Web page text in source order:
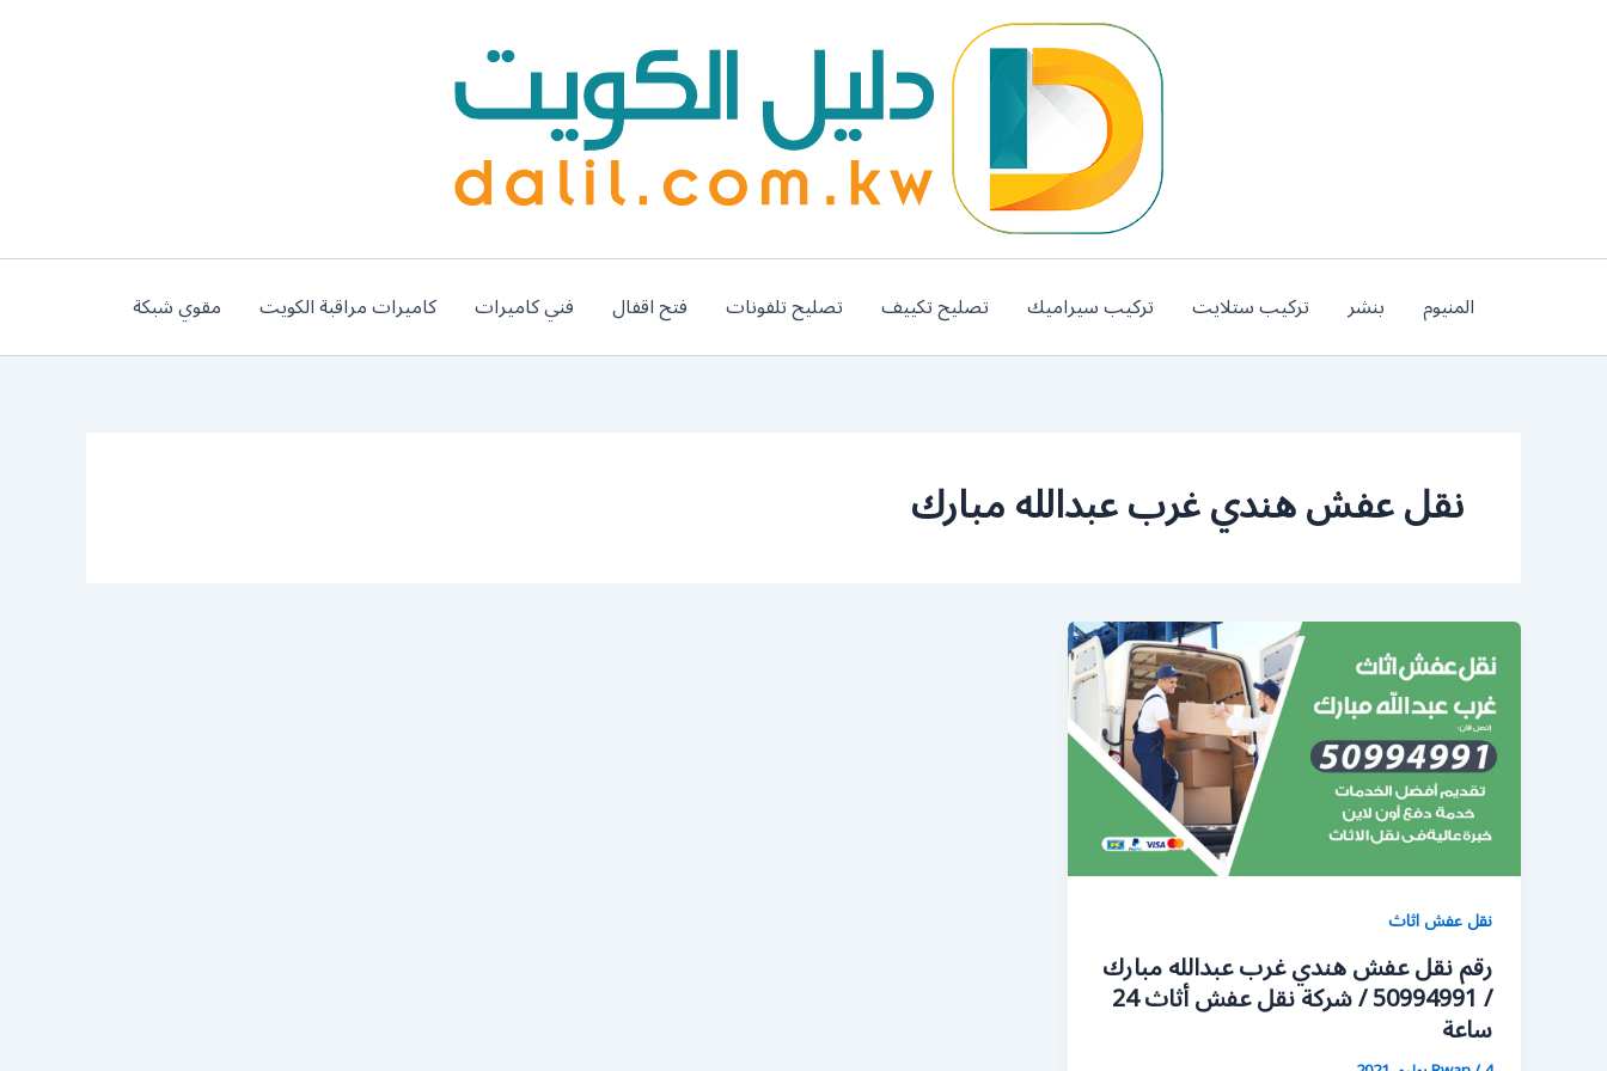
المنيوم بنشر تركيب ستلايت تركيب سيراميك تصليح تكييف تصليح تلفونات فتح اقفال فني كاميرات كاميرات مراقبة الكويت مقوي شبكة
نقل عفش هندي غرب عبدالله مبارك
نقل عفش اثاث
رقم نقل عفش هندي غرب عبدالله مبارك
/ 50994991 / شركة نقل عفش أثاث 24
ساعة